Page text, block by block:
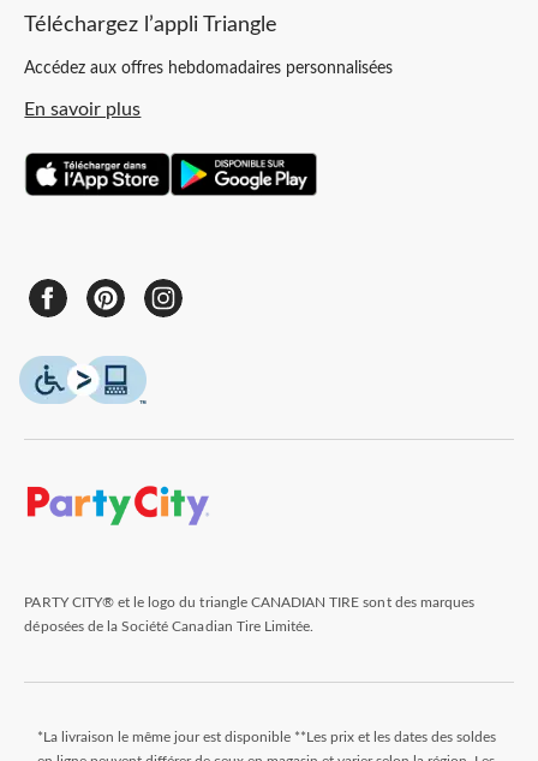
Téléchargez l’appli Triangle
Accédez aux offres hebdomadaires personnalisées
En savoir plus
PARTY CITY® et le logo du triangle CANADIAN TIRE sont des marques
déposées de la Société Canadian Tire Limitée.
*La livraison le même jour est disponible **Les prix et les dates des soldes